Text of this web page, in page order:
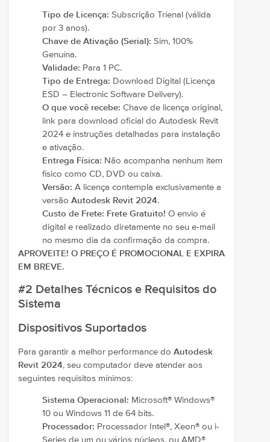
Tipo de Licença: Subscrição Trienal (válida
por 3 anos).
Chave de Ativação (Serial): Sim, 100%
Genuína.
Validade: Para 1 PC.
Tipo de Entrega: Download Digital (Licença
ESD – Electronic Software Delivery).
O que você recebe: Chave de licença original,
link para download oficial do Autodesk Revit
2024 e instruções detalhadas para instalação
e ativação.
Entrega Física: Não acompanha nenhum item
físico como CD, DVD ou caixa.
Versão: A licença contempla exclusivamente a
versão Autodesk Revit 2024.
Custo de Frete: Frete Gratuito! O envio é
digital e realizado diretamente no seu e-mail
no mesmo dia da confirmação da compra.
APROVEITE! O PREÇO É PROMOCIONAL E EXPIRA
EM BREVE.
#2 Detalhes Técnicos e Requisitos do
Sistema
Dispositivos Suportados
Para garantir a melhor performance do Autodesk
Revit 2024, seu computador deve atender aos
seguintes requisitos mínimos:
Sistema Operacional: Microsoft® Windows®
10 ou Windows 11 de 64 bits.
Processador: Processador Intel®, Xeon® ou i-
Series de um ou vários núcleos, ou AMD®